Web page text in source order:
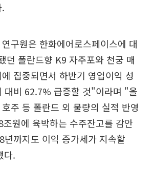
구원은 한화에어로스페이스에 대
던 폴란드향 K9 자주포와 천궁 매
집중되면서 하반기 영업이익 성
대비 62.7% 급증할 것"이라며 "올
주 등 폴란드 외 물량의 실적 반영
원에 육박하는 수주잔고를 감안
까지도 이익 증가세가 지속할
다.